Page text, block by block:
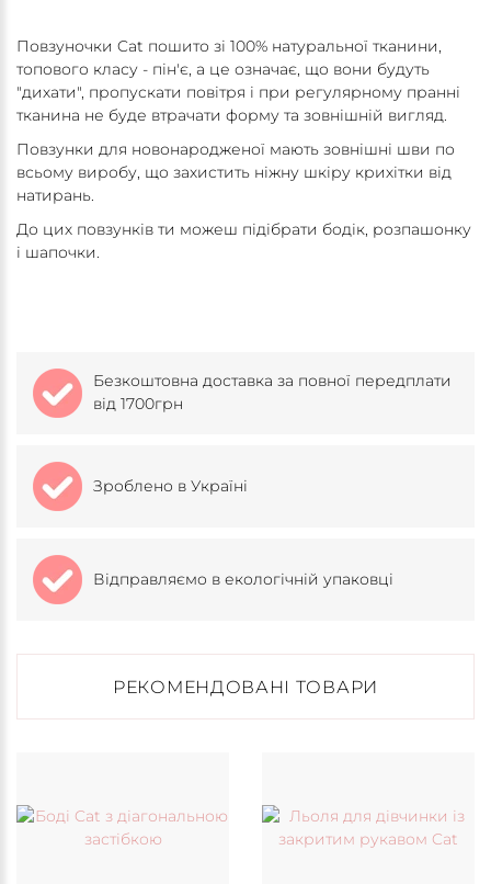
Повзуночки Cat пошито зі 100% натуральної тканини,
топового класу - пін'є, а це означає, що вони будуть
"дихати", пропускати повітря і при регулярному пранні
тканина не буде втрачати форму та зовнішній вигляд.
Повзунки для новонародженої мають зовнішні шви по
всьому виробу, що захистить ніжну шкіру крихітки від
натирань.
До цих повзунків ти можеш підібрати бодік, розпашонку
і шапочки.
Безкоштовна доставка за повної передплати
від 1700грн
Зроблено в Україні
Відправляємо в екологічній упаковці
РЕКОМЕНДОВАНІ ТОВАРИ